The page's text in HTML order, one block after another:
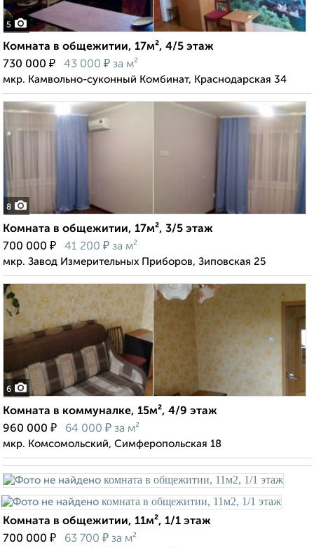
5
Комната в общежитии, 17м², 4/5 этаж
730 000 ₽ 43 000 ₽ за м²
мкр. Камвольно-суконный Комбинат, Краснодарская 34
8
Комната в общежитии, 17м², 3/5 этаж
700 000 ₽ 41 200 ₽ за м²
мкр. Завод Измерительных Приборов, Зиповская 25
6
Комната в коммуналке, 15м², 4/9 этаж
960 000 ₽ 64 000 ₽ за м²
мкр. Комсомольский, Симферопольская 18
Комната в общежитии, 11м², 1/1 этаж
700 000 ₽ 63 700 ₽ за м²